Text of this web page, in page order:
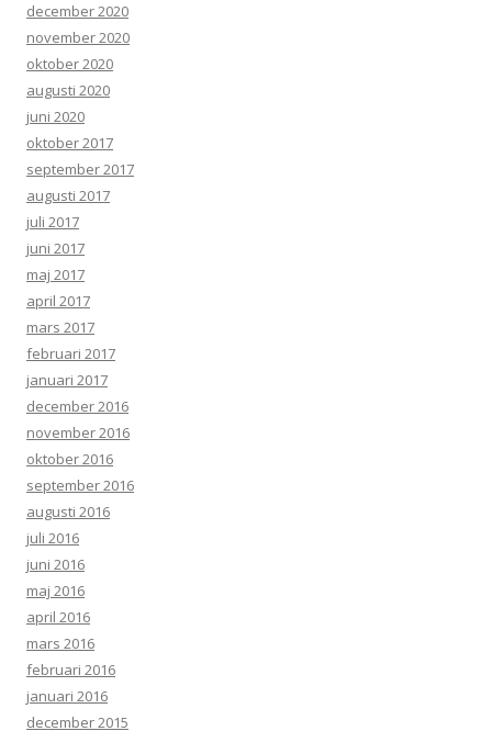
december 2020
november 2020
oktober 2020
augusti 2020
juni 2020
oktober 2017
september 2017
augusti 2017
juli 2017
juni 2017
maj 2017
april 2017
mars 2017
februari 2017
januari 2017
december 2016
november 2016
oktober 2016
september 2016
augusti 2016
juli 2016
juni 2016
maj 2016
april 2016
mars 2016
februari 2016
januari 2016
december 2015